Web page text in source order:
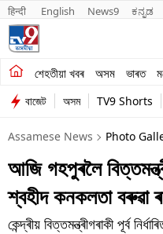
हिन्दी English News9 ಕನ್ನಡ
শেহতীয়া খবৰ অসম ভাৰত
শেহতীয়া খবৰ
অসম
ভাৰত
মনোৰঞ্জন
ব্যৱসায়
বাজেট অসম TV9 Shorts
Assamese News Photo
আজি গহপুৰলৈ
শ্বহীদ কনকলতা বৰুৱা
কেন্দ্ৰীয় বিত্তমন্ত্ৰীগৰাকী পূৰ্ব